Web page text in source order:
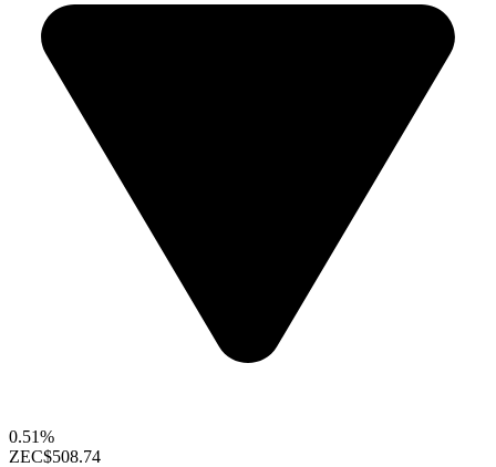
0.51%
ZEC$508.74